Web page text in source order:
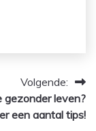
Volgende:
gezonder leven?
een aantal tips!